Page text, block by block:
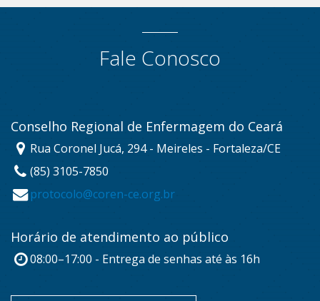
Fale Conosco
Conselho Regional de Enfermagem do Ceará
Rua Coronel Jucá, 294 - Meireles - Fortaleza/CE
(85) 3105-7850
protocolo@coren-ce.org.br
Horário de atendimento ao público
08:00–17:00 - Entrega de senhas até às 16h